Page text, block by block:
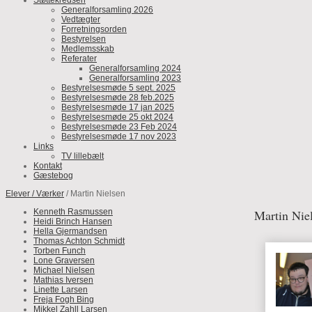
Generalforsamling 2026
Vedtægter
Forretningsorden
Bestyrelsen
Medlemsskab
Referater
Generalforsamling 2024
Generalforsamling 2023
Bestyrelsesmøde 5 sept. 2025
Bestyrelsesmøde 28 feb.2025
Bestyrelsesmøde 17 jan 2025
Bestyrelsesmøde 25 okt 2024
Bestyrelsesmøde 23 Feb 2024
Bestyrelsesmøde 17 nov 2023
Links
TV lillebælt
Kontakt
Gæstebog
Elever / Værker / Martin Nielsen
Kenneth Rasmussen
Heidi Brinch Hansen
Hella Gjermandsen
Thomas Achton Schmidt
Torben Funch
Lone Graversen
Michael Nielsen
Mathias Iversen
Linette Larsen
Freja Fogh Bing
Mikkel Zahll Larsen
Martin